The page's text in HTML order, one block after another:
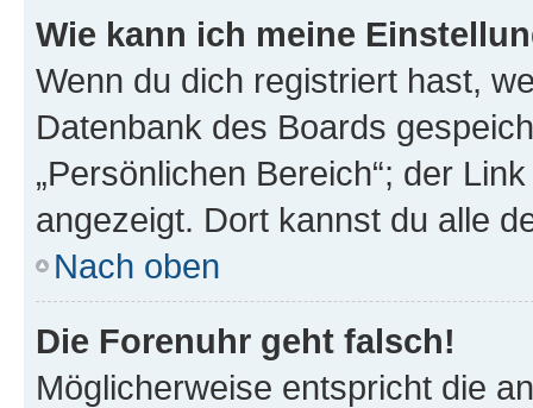
Wie kann ich meine
Wenn du dich registriert hast,
Datenbank des Boards
„Persönlichen Bereich“; der
angezeigt. Dort kannst du alle
Nach oben
Die Forenuhr geht falsch!
Möglicherweise entspricht die